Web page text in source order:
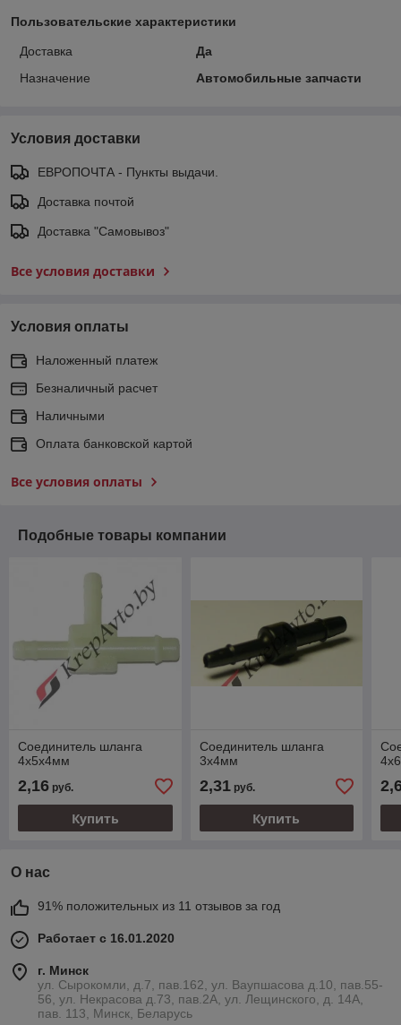
Пользовательские характеристики
Доставка
Да
Назначение
Автомобильные запчасти
Условия доставки
ЕВРОПОЧТА - Пункты выдачи.
Доставка почтой
Доставка "Самовывоз"
Все условия доставки
Условия оплаты
Наложенный платеж
Безналичный расчет
Наличными
Оплата банковской картой
Все условия оплаты
Подобные товары компании
Соединитель шланга
4х5х4мм
2,16 руб.
Купить
Соединитель шланга
3х4мм
2,31руб.
Купить
О нас
91% положительных из 11 отзывов за год
Работает с 16.01.2020
г. Минск
ул. Сырокомли, д.7, пав.162, ул. Ваупшасова д.10, пав.55-
56, ул. Некрасова д.73, пав.2А, ул. Лещинского, д. 14А,
пав. 113, Минск, Беларусь